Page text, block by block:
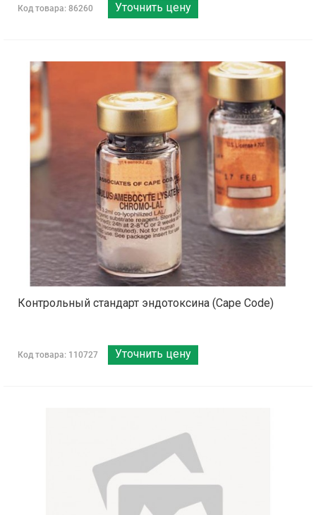
Код товара: 86260 Уточнить цену
Контрольный стандарт эндотоксина (Cape Code)
Код товара: 110727 Уточнить цену